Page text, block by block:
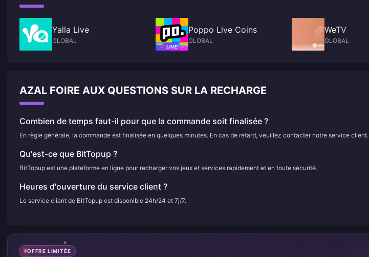
Yalla Live
GLOBAL
Poppo Live Coins
GLOBAL
WeTV
GLOBAL
AZAL FOIRE AUX QUESTIONS SUR LA RECHARGE
Combien de temps faut-il pour que la commande soit finalisée ?
En règle générale, la commande est finalisée en quelques minutes. En cas de retard, veuillez contacter notre service client.
Qu'est-ce que BitTopup ?
BitTopup est une plateforme en ligne pour recharger vos jeux et services rapidement et en toute sécurité.
Heures d'ouverture du service client ?
Le service client de BitTopup est disponible 24h/24 et 7j/7.
OFFRE LIMITÉE